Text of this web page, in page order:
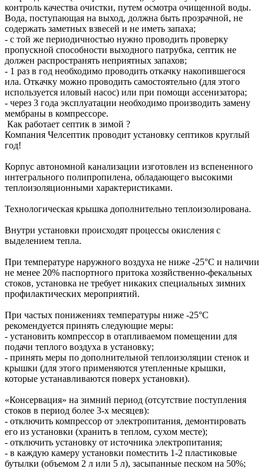
контроль качества очистки, путем осмотра очищенной воды.
Вода, поступающая на выход, должна быть прозрачной, не
содержать заметных взвесей и не иметь запаха;
- с той же периодичностью нужно проводить проверку
пропускной способности выходного патрубка, септик не
должен распространять неприятных запахов;
- 1 раз в год необходимо проводить откачку накопившегося
ила. Откачку можно проводить самостоятельно (для этого
используется иловый насос) или при помощи ассенизатора;
- через 3 года эксплуатации необходимо производить замену
мембраны в компрессоре.
Как работает септик в зимой ?
Компания Челсептик проводит установку септиков круглый
год!
Корпус автономной канализации изготовлен из вспененного
интегрального полипропилена, обладающего высокими
теплоизоляционными характеристиками.
Технологическая крышка дополнительно теплоизолирована.
Внутри установки происходят процессы окисления с
выделением тепла.
При температуре наружного воздуха не ниже -25°С и наличии
не менее 20% паспортного притока хозяйственно-фекальных
стоков, установка не требует никаких специальных зимних
профилактических мероприятий.
При частых понижениях температуры ниже -25°С
рекомендуется принять следующие меры:
- установить компрессор в отапливаемом помещении для
подачи теплого воздуха в установку;
- принять меры по дополнительной теплоизоляции стенок и
крышки (для этого применяются утепленные крышки,
которые устанавливаются поверх установки).
«Консервация» на зимний период (отсутствие поступления
стоков в период более 3-х месяцев):
- отключить компрессор от электропитания, демонтировать
его из установки (хранить в теплом, сухом месте);
- отключить установку от источника электропитания;
- в каждую камеру установки поместить 1-2 пластиковые
бутылки (объемом 2 л или 5 л), засыпанные песком на 50%;